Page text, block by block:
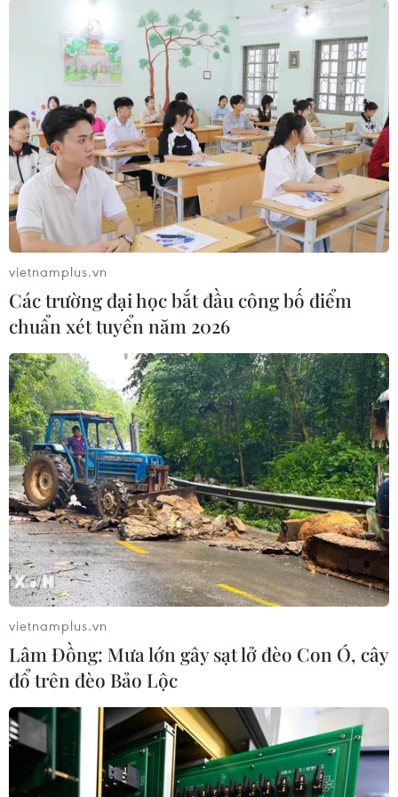
vietnamplus.vn
Các trường đại học bắt đầu công bố điểm
chuẩn xét tuyển năm 2026
vietnamplus.vn
Lâm Đồng: Mưa lớn gây sạt lở đèo Con Ó, cây
đổ trên đèo Bảo Lộc